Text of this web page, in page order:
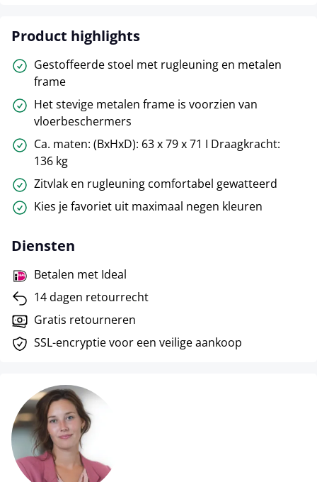
Product highlights
Gestoffeerde stoel met rugleuning en metalen
frame
Het stevige metalen frame is voorzien van
vloerbeschermers
Ca. maten: (BxHxD): 63 x 79 x 71 I Draagkracht:
136 kg
Zitvlak en rugleuning comfortabel gewatteerd
Kies je favoriet uit maximaal negen kleuren
Diensten
Betalen met Ideal
14 dagen retourrecht
Gratis retourneren
SSL-encryptie voor een veilige aankoop